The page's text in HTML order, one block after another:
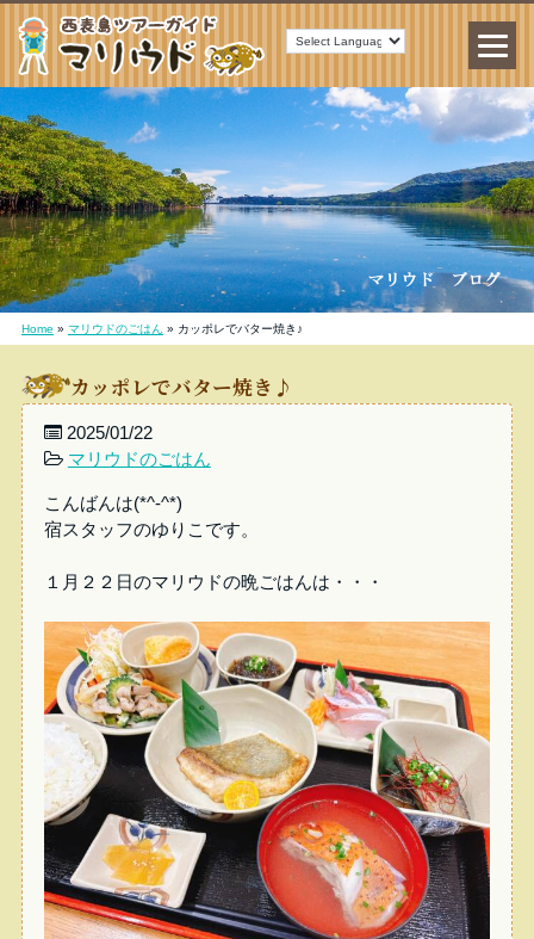
Home » マリウドのごはん » カッポレでバター焼き♪
カッポレでバター焼き♪
2025/01/22
マリウドのごはん
こんばんは(*^-^*)
宿スタッフのゆりこです。
１月２２日のマリウドの晩ごはんは・・・